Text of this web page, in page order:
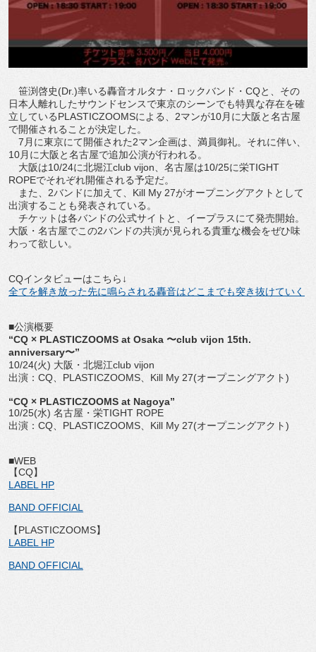
笹渕啓史(Dr.)率いる轟音オルタナ・ロックバンド・CQと、その
日本人離れしたサウンドセンスで東京のシーンでも特異な存在を確
立しているPLASTICZOOMSによる、2マンが10月に大阪と名古屋
で開催されることが決定した。
7月に東京にて開催された2マン企画は、満員御礼。それに伴い、
10月に大阪と名古屋で追加公演が行われる。
大阪は10/24に北堀江club vijon、名古屋は10/25に栄TIGHT
ROPEでそれぞれ開催される予定だ。
また、2バンドに加えて、Kill My 27がオープニングアクトとして
出演することも発表されている。
チケットは各バンドの公式サイトと、イープラスにて発売開始。
大阪・名古屋でこの2バンドの共演が見られる貴重な機会をぜひ味
わって欲しい。
CQインタビューはこちら↓
全てを解き放った先に鳴らされる轟音はどこまでも突き抜けていく
■公演概要
“CQ × PLASTICZOOMS at Osaka 〜club vijon 15th.
anniversary〜”
10/24(火) 大阪・北堀江club vijon
出演：CQ、PLASTICZOOMS、Kill My 27(オープニングアクト)
“CQ × PLASTICZOOMS at Nagoya”
10/25(水) 名古屋・栄TIGHT ROPE
出演：CQ、PLASTICZOOMS、Kill My 27(オープニングアクト)
■WEB
【CQ】
LABEL HP
BAND OFFICIAL
【PLASTICZOOMS】
LABEL HP
BAND OFFICIAL